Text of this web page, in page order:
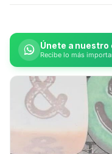
Únete a nuestro
Recibe lo más